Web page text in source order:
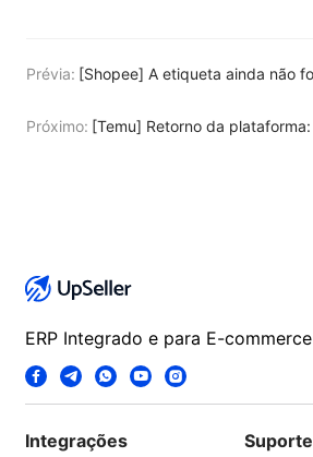
Prévia:
Próximo:
ERP Integrado e para E-commerce
Integrações Suporte